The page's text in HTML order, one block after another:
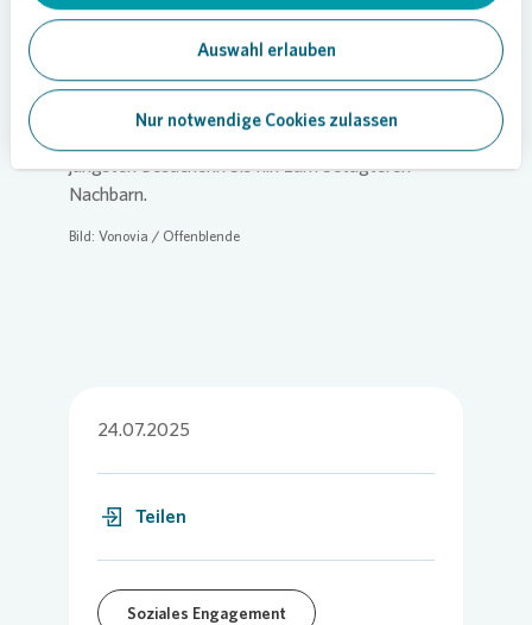
Auswahl erlauben
Nur notwendige Cookies zulassen
Wellingdorf zu fördern.“
Die vielfältigen Aktivitäten machten den Tag zu
einem Erlebnis für alle Generationen – von der
jüngsten Besucherin bis hin zum betagteren
Nachbarn.
Bild: Vonovia / Offenblende
24.07.2025
Teilen
Soziales Engagement